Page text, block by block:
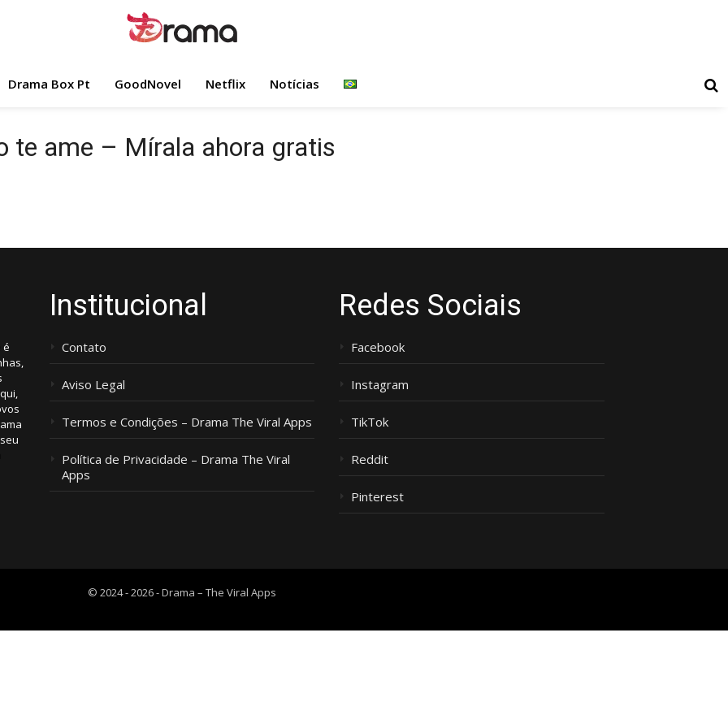
Drama Box Pt
GoodNovel Netflix Notícias
te ame – Mírala ahora gratis
é
Institucional
Contato
Aviso Legal
Termos e Condições – Drama The Viral Apps
Política de Privacidade – Drama The Viral
Apps
Redes Sociais
Facebook
Instagram
TikTok
Reddit
Pinterest
© 2024 - 2026 - Drama – The Viral Apps